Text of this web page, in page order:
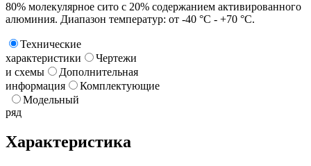
80% молекулярное сито с 20% содержанием активированного
алюминия. Диапазон температур: от -40 °C - +70 °C.
Технические
характеристики
Чертежи
и схемы
Дополнительная
информация
Комплектующие
Модельный
ряд
Характеристика